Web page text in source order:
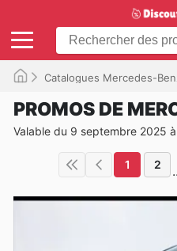
Catalogues Mercedes-
PROMOS DE
Valable du 9 septembre 2025
1 2